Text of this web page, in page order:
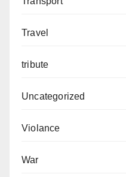
Travel
tribute
Uncategorized
Violance
War